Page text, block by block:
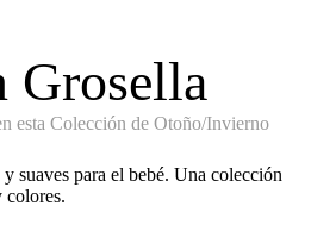
Grosella
esta Colección de Otoño/Invierno
suaves para el bebé. Una colección
colores.